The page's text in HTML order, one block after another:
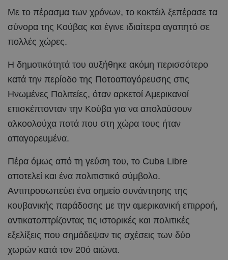
Με το πέρασμα των χρόνων, το κοκτέιλ ξεπέρασε τα
σύνορα της Κούβας και έγινε ιδιαίτερα αγαπητό σε
πολλές χώρες.
Η δημοτικότητά του αυξήθηκε ακόμη περισσότερο
κατά την περίοδο της Ποτοαπαγόρευσης στις
Ηνωμένες Πολιτείες, όταν αρκετοί Αμερικανοί
επισκέπτονταν την Κούβα για να απολαύσουν
αλκοολούχα ποτά που στη χώρα τους ήταν
απαγορευμένα.
Πέρα όμως από τη γεύση του, το Cuba Libre
αποτελεί και ένα πολιτιστικό σύμβολο.
Αντιπροσωπεύει ένα σημείο συνάντησης της
κουβανικής παράδοσης με την αμερικανική επιρροή,
αντικατοπτρίζοντας τις ιστορικές και πολιτικές
εξελίξεις που σημάδεψαν τις σχέσεις των δύο
χωρών κατά τον 20ό αιώνα.